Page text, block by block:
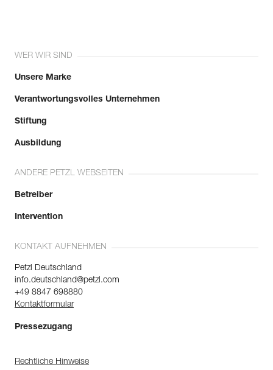
WER WIR SIND
Unsere Marke
Verantwortungsvolles Unternehmen
Stiftung
Ausbildung
ANDERE PETZL WEBSEITEN
Betreiber
Intervention
KONTAKT AUFNEHMEN
Petzl Deutschland
info.deutschland@petzl.com
+49 8847 698880
Kontaktformular
Pressezugang
Rechtliche Hinweise